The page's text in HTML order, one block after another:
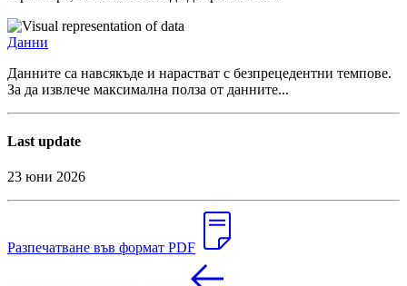
Данни
Данните са навсякъде и нарастват с безпрецедентни темпове.
За да извлече максимална полза от данните...
Last update
23 юни 2026
Разпечатване във формат PDF